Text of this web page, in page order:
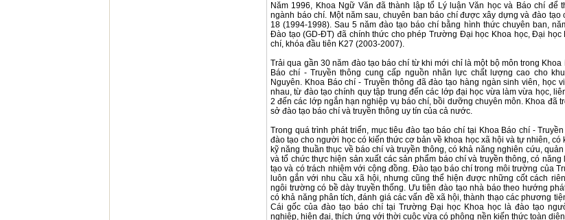
Năm 1996, Khoa Ngữ Văn đã thành lập tổ Lý luận Văn học và Báo chí để
ngành báo chí. Một năm sau, chuyên ban báo chí được xây dựng và đào tạo
18 (1994-1998). Sau 5 năm đào tạo báo chí bằng hình thức chuyên ban,
Đào tạo (GD-ĐT) đã chính thức cho phép Trường Đại học Khoa học, Đại học
chí, khóa đầu tiên K27 (2003-2007).
Trải qua gần 30 năm đào tạo báo chí từ khi mới chỉ là một bộ môn trong Khoa
Báo chí - Truyền thông cung cấp nguồn nhân lực chất lượng cao cho
Nguyên. Khoa Báo chí - Truyền thông đã đào tạo hàng ngàn sinh viên, học
nhau, từ đào tạo chính quy tập trung đến các lớp đại học vừa làm vừa học,
2 đến các lớp ngắn hạn nghiệp vụ báo chí, bồi dưỡng chuyên môn. Khoa đã
sở đào tạo báo chí và truyền thông uy tín của cả nước.
Trong quá trình phát triển, mục tiêu đào tạo báo chí tại Khoa Báo chí -
đào tạo cho người học có kiến thức cơ bản về khoa học xã hội và tự nhiên, có
kỹ năng thuần thục về báo chí và truyền thông, có khả năng nghiên cứu,
và tổ chức thực hiện sản xuất các sản phẩm báo chí và truyền thông, có
tạo và có trách nhiệm với cộng đồng. Đào tạo báo chí trong môi trường của
luôn gắn với nhu cầu xã hội, nhưng cũng thể hiện được những cốt cách
ngôi trường có bề dày truyền thống. Ưu tiên đào tạo nhà báo theo hướng
có khả năng phân tích, đánh giá các vấn đề xã hội, thành thạo các phương
Cái gốc của đào tạo báo chí tại Trường Đại học Khoa học là đào tạo
nghiệp, hiện đại, thích ứng với thời cuộc vừa có phông nền kiến thức toàn